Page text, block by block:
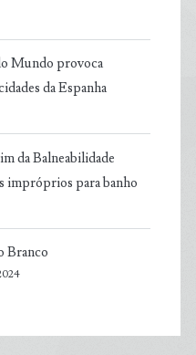
Mundo provoca
da Espanha
da Balneabilidade
impróprios para banho
Branco